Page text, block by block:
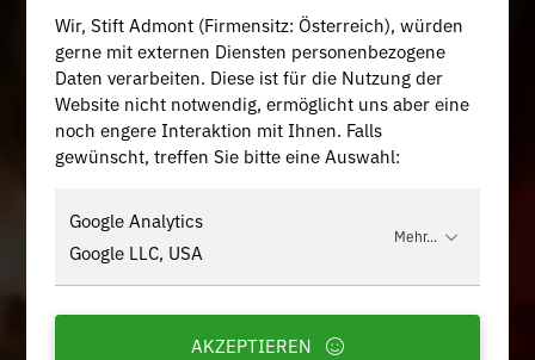
Wir, Stift Admont (Firmensitz: Österreich), würden
gerne mit externen Diensten personenbezogene
Daten verarbeiten. Diese ist für die Nutzung der
Website nicht notwendig, ermöglicht uns aber eine
noch engere Interaktion mit Ihnen. Falls
gewünscht, treffen Sie bitte eine Auswahl:
Google Analytics
Google LLC, USA
Mehr...
AKZEPTIEREN